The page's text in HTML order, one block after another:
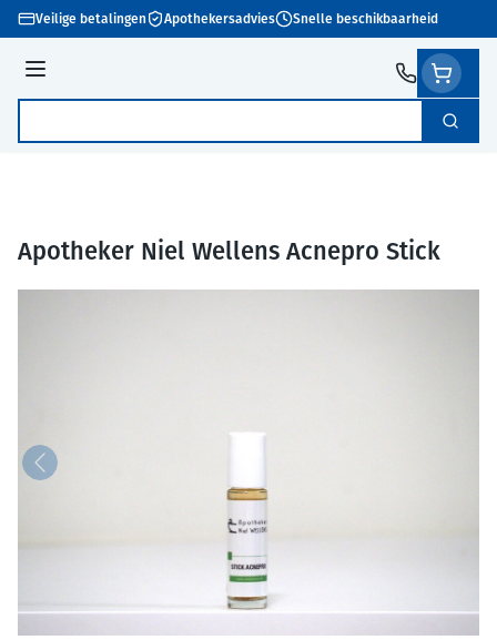
Ga naar de inhoud
Veilige betalingen Apothekersadvies Snelle beschikbaarheid
Menu
Zoek
Apotheker Niel Wellens Acnepro Stick